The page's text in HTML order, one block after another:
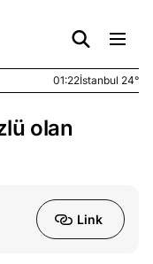
01:22İstanbul 24°
olan
Link